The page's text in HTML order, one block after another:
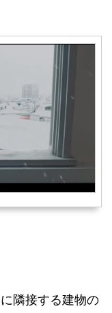
隣接する建物の